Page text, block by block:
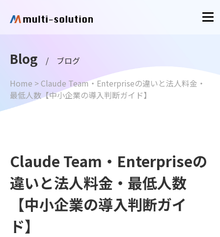
Blog / ブログ
Home >Claude Team・Enterpriseの違いと法人料金・
最低人数【中小企業の導入判断ガイド】
Claude Team・Enterpriseの
違いと法人料金・最低人数
【中小企業の導入判断ガイ
ド】